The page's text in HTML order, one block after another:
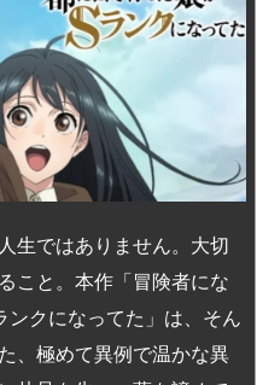
ar
d
o
p.
io
生ではありません。大切
こと。本作「冒険者にな
ンクになってた」は、そん
、極めて異例で温かな異